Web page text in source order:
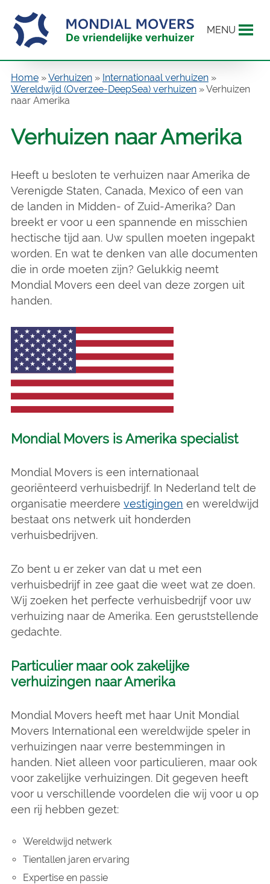
MENU
Home»Verhuizen» Internationaal verhuizen»
Wereldwijd (Overzee-DeepSea) verhuizen»Verhuizen
naar Amerika
Verhuizen naar Amerika
Heeft u besloten te verhuizen naar Amerika de
Verenigde Staten, Canada, Mexico of een van
de landen in Midden- of Zuid-Amerika? Dan
breekt er voor u een spannende en misschien
hectische tijd aan. Uw spullen moeten ingepakt
worden. En wat te denken van alle documenten
die in orde moeten zijn? Gelukkig neemt
Mondial Movers een deel van deze zorgen uit
handen.
Mondial Movers is Amerika specialist
Mondial Movers is een internationaal
georiënteerd verhuisbedrijf. In Nederland telt de
organisatie meerdere vestigingen en wereldwijd
bestaat ons netwerk uit honderden
verhuisbedrijven.
Zo bent u er zeker van dat u met een
verhuisbedrijf in zee gaat die weet wat ze doen.
Wij zoeken het perfecte verhuisbedrijf voor uw
verhuizing naar de Amerika. Een geruststellende
gedachte.
Particulier maar ook zakelijke
verhuizingen naar Amerika
Mondial Movers heeft met haar Unit Mondial
Movers International een wereldwijde speler in
verhuizingen naar verre bestemmingen in
handen. Niet alleen voor particulieren, maar ook
voor zakelijke verhuizingen. Dit gegeven heeft
voor u verschillende voordelen die wij voor u op
een rij hebben gezet:
Wereldwijd netwerk
Tientallen jaren ervaring
Expertise en passie